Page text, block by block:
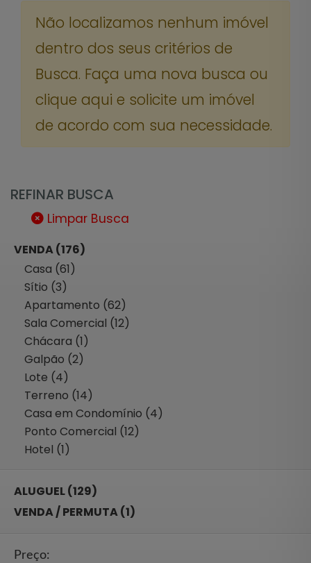
Não localizamos nenhum imóvel
dentro dos seus critérios de
Busca. Faça uma nova busca ou
clique aqui e solicite um imóvel
de acordo com sua necessidade.
REFINAR BUSCA
Limpar Busca
VENDA (176)
Casa (61)
Sítio (3)
Apartamento (62)
Sala Comercial (12)
Chácara (1)
Galpão (2)
Lote (4)
Terreno (14)
Casa em Condomínio (4)
Ponto Comercial (12)
Hotel (1)
ALUGUEL (129)
VENDA / PERMUTA (1)
Preço: